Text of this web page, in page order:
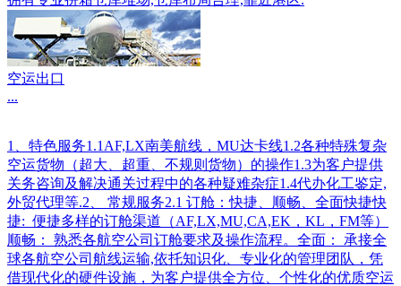
空运出口
...
1、特色服务1.1AF,LX南美航线，MU达卡线1.2各种特殊复杂
空运货物（超大、超重、不规则货物）的操作1.3为客户提供
关务咨询及解决通关过程中的各种疑难杂症1.4代办化工鉴定,
外贸代理等.2、 常规服务2.1 订舱：快捷、顺畅、全面快捷快
捷: 便捷多样的订舱渠道（AF,LX,MU,CA,EK，KL，FM等）
顺畅： 熟悉各航空公司订舱要求及操作流程。全面： 承接全
球各航空公司航线运输,依托知识化、专业化的管理团队，凭
借现代化的硬件设施，为客户提供全方位、个性化的优质空运